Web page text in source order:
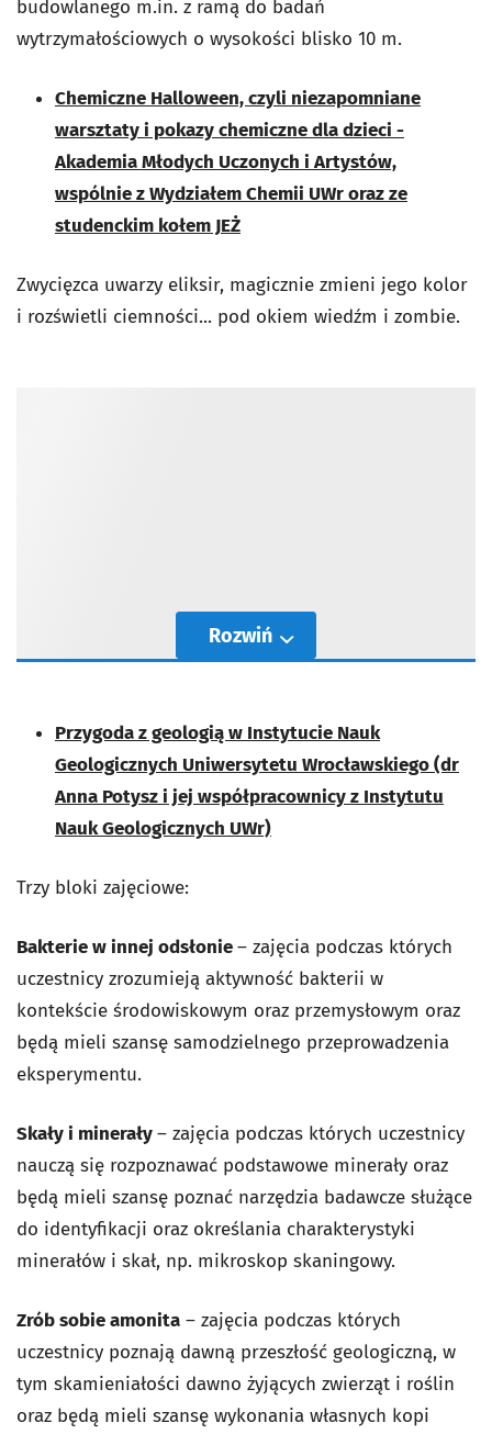
budowlanego m.in. z ramą do badań
wytrzymałościowych o wysokości blisko 10 m.
Chemiczne Halloween, czyli niezapomniane
warsztaty i pokazy chemiczne dla dzieci -
Akademia Młodych Uczonych i Artystów,
wspólnie z Wydziałem Chemii UWr oraz ze
studenckim kołem JEŻ
Zwycięzca uwarzy eliksir, magicznie zmieni jego kolor
i rozświetli ciemności... pod okiem wiedźm i zombie.
Rozwiń
Przygoda z geologią w Instytucie Nauk
Geologicznych Uniwersytetu Wrocławskiego (dr
Anna Potysz i jej współpracownicy z Instytutu
Nauk Geologicznych UWr)
Trzy bloki zajęciowe:
Bakterie w innej odsłonie– zajęcia podczas których
uczestnicy zrozumieją aktywność bakterii w
kontekście środowiskowym oraz przemysłowym oraz
będą mieli szansę samodzielnego przeprowadzenia
eksperymentu.
Skały i minerały– zajęcia podczas których uczestnicy
nauczą się rozpoznawać podstawowe minerały oraz
będą mieli szansę poznać narzędzia badawcze służące
do identyfikacji oraz określania charakterystyki
minerałów i skał, np. mikroskop skaningowy.
Zrób sobie amonita – zajęcia podczas których
uczestnicy poznają dawną przeszłość geologiczną, w
tym skamieniałości dawno żyjących zwierząt i roślin
oraz będą mieli szansę wykonania własnych kopi